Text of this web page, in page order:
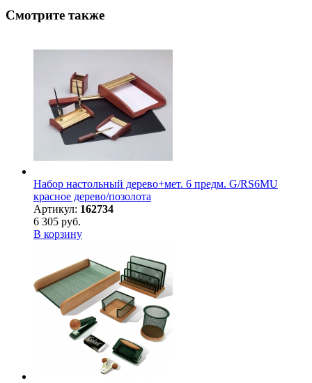
Смотрите также
Набор настольный дерево+мет. 6 предм. G/RS6MU
красное дерево/позолота
Артикул: 162734
6 305 руб.
В корзину